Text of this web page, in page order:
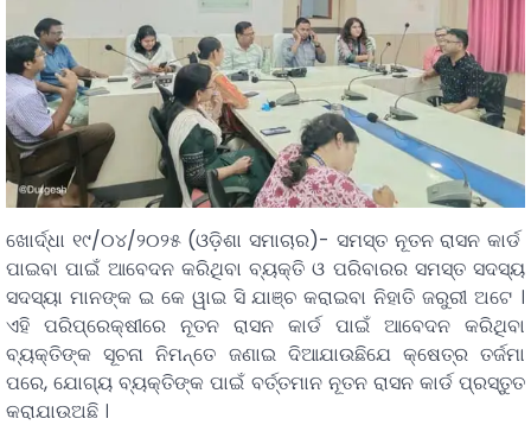
ଖୋର୍ଦ୍ଧା ୧୯/୦୪/୨୦୨୫ (ଓଡ଼ିଶା ସମାଚାର)- ସମସ୍ତ ନୂତନ ରାସନ କାର୍ଡ
ପାଇବା ପାଇଁ ଆବେଦନ କରିଥିବା ବ୍ୟକ୍ତି ଓ ପରିବାରର ସମସ୍ତ ସଦସ୍ୟ
ସଦସ୍ୟା ମାନଙ୍କ ଇ କେ ୱାଇ ସି ଯାଞ୍ଚ କରାଇବା ନିହାତି ଜରୁରୀ ଅଟେ ।
ଏହି ପରିପ୍ରେକ୍ଷୀରେ ନୂତନ ରାସନ କାର୍ଡ ପାଇଁ ଆବେଦନ କରିଥିବା
ବ୍ୟକ୍ତିଙ୍କ ସୂଚନା ନିମନ୍ତେ ଜଣାଇ ଦିଆଯାଉଛିଯେ କ୍ଷେତ୍ର ତର୍ଜମା
ପରେ, ଯୋଗ୍ୟ ବ୍ୟକ୍ତିଙ୍କ ପାଇଁ ବର୍ତ୍ତମାନ ନୂତନ ରାସନ କାର୍ଡ ପ୍ରସ୍ତୁତ
କରାଯାଉଅଛି ।